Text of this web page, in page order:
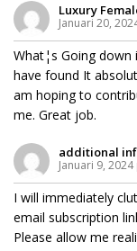
Luxury
Januari 20,
What¦s Going
have found It
am hoping to
me. Great job.
additional
Januari 9,
I will immediately
email subscription
Please allow me